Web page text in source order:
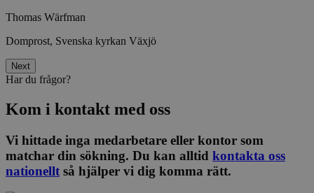
Thomas Wärfman
Domprost, Svenska kyrkan Växjö
Next
Har du frågor?
Kom i kontakt med oss
Vi hittade inga medarbetare eller kontor som
matchar din sökning. Du kan alltid kontakta oss
nationellt så hjälper vi dig komma rätt.